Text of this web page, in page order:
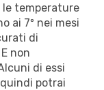
le temperature
ai 7º nei mesi
di
non
di essi
potrai